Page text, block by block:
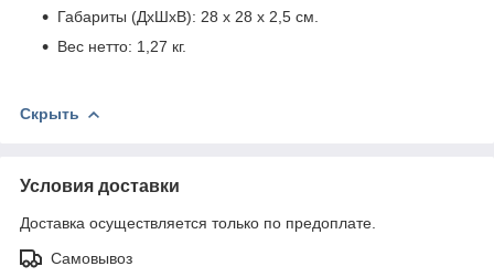
Габариты (ДхШхВ): 28 х 28 х 2,5 см.
Вес нетто: 1,27 кг.
Скрыть
Условия доставки
Доставка осуществляется только по предоплате.
Самовывоз